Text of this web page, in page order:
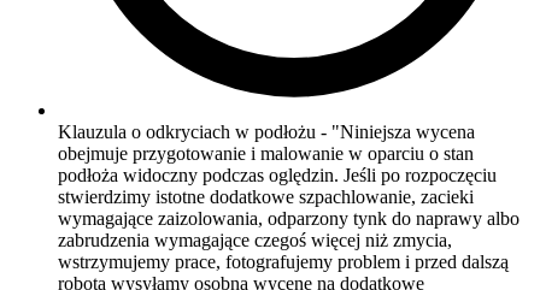
Klauzula o odkryciach w podłożu - "Niniejsza wycena
obejmuje przygotowanie i malowanie w oparciu o stan
podłoża widoczny podczas oględzin. Jeśli po rozpoczęciu
stwierdzimy istotne dodatkowe szpachlowanie, zacieki
wymagające zaizolowania, odparzony tynk do naprawy albo
zabrudzenia wymagające czegoś więcej niż zmycia,
wstrzymujemy prace, fotografujemy problem i przed dalszą
robotą wysyłamy osobną wycenę na dodatkowe